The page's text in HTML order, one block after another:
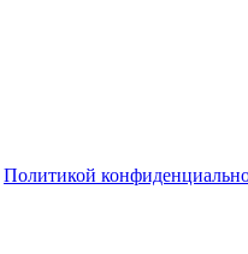
Политикой